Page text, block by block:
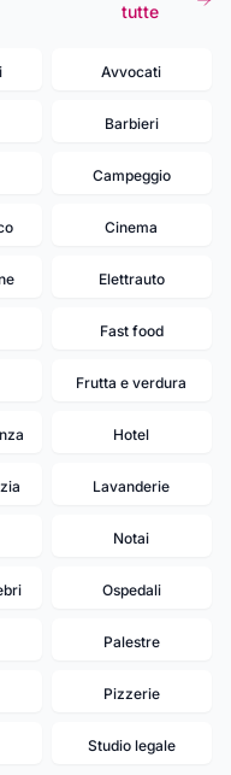
tutte
Avvocati
Barbieri
Campeggio
Cinema
Elettrauto
Fast food
Frutta e verdura
Hotel
Lavanderie
Notai
Ospedali
Palestre
Pizzerie
Studio legale